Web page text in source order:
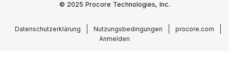
© 2025 Procore Technologies, Inc.
Datenschutzerklärung Nutzungsbedingungen
procore.com
Anmelden